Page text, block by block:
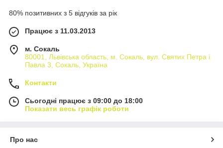
80% позитивних з 5 відгуків за рік
Працює з 11.03.2013
м. Сокаль
80001, Львівська область, м. Сокаль, вул. Святих Петра і
Павла 3, Сокаль, Україна
Контакти
Сьогодні працює з 09:00 до 18:00
Показати весь графік роботи
Про нас